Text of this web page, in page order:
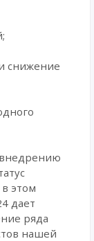
снижение
этом
дает
ряда
нашей